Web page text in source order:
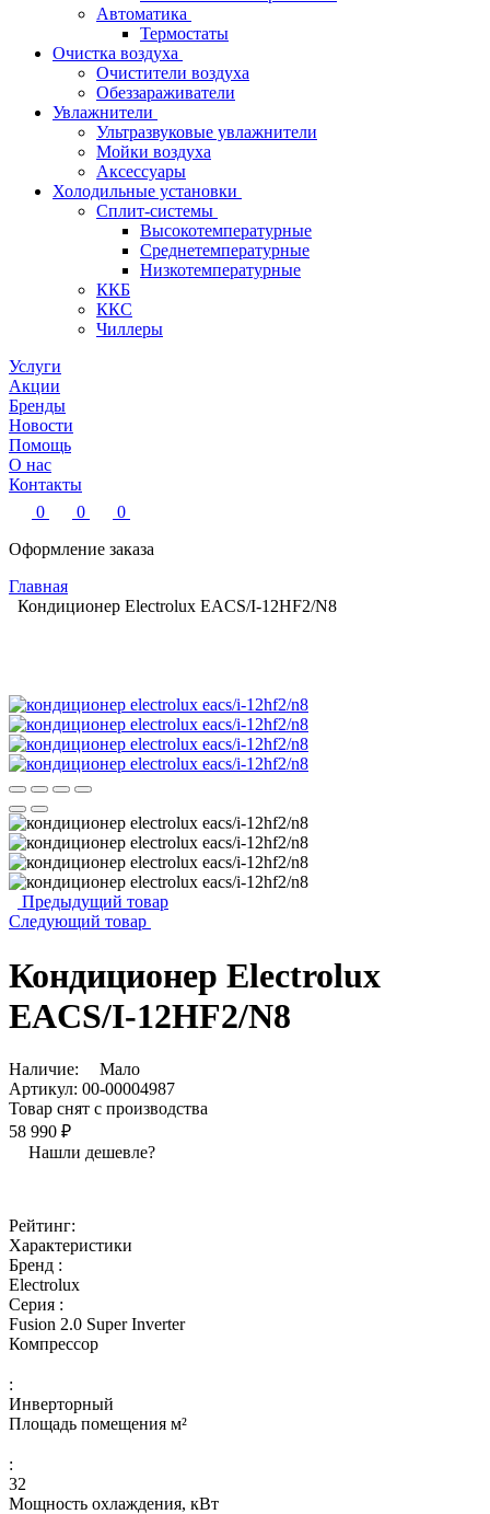
Автоматика
Термостаты
Очистка воздуха
Очистители воздуха
Обеззараживатели
Увлажнители
Ультразвуковые увлажнители
Мойки воздуха
Аксессуары
Холодильные установки
Сплит-системы
Высокотемпературные
Среднетемпературные
Низкотемпературные
ККБ
ККС
Чиллеры
Услуги
Акции
Бренды
Новости
Помощь
О нас
Контакты
0
0
0
Оформление заказа
Главная
Кондиционер Electrolux EACS/I-12HF2/N8
Предыдущий товар
Следующий товар
Кондиционер Electrolux
EACS/I-12HF2/N8
Наличие:
Мало
Артикул: 00-00004987
Товар снят с производства
58 990 ₽
Нашли дешевле?
Рейтинг:
Характеристики
Бренд :
Electrolux
Серия :
Fusion 2.0 Super Inverter
Компрессор
:
Инверторный
Площадь помещения м²
:
32
Мощность охлаждения, кВт